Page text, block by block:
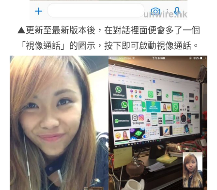
▲更新至最新版本後，在對話裡面便會多了一個
「視像通話」的圖示，按下即可啟動視像通話。